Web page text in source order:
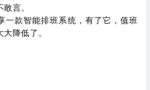
言。
一款智能排班系统，有了它，值班
降低了。